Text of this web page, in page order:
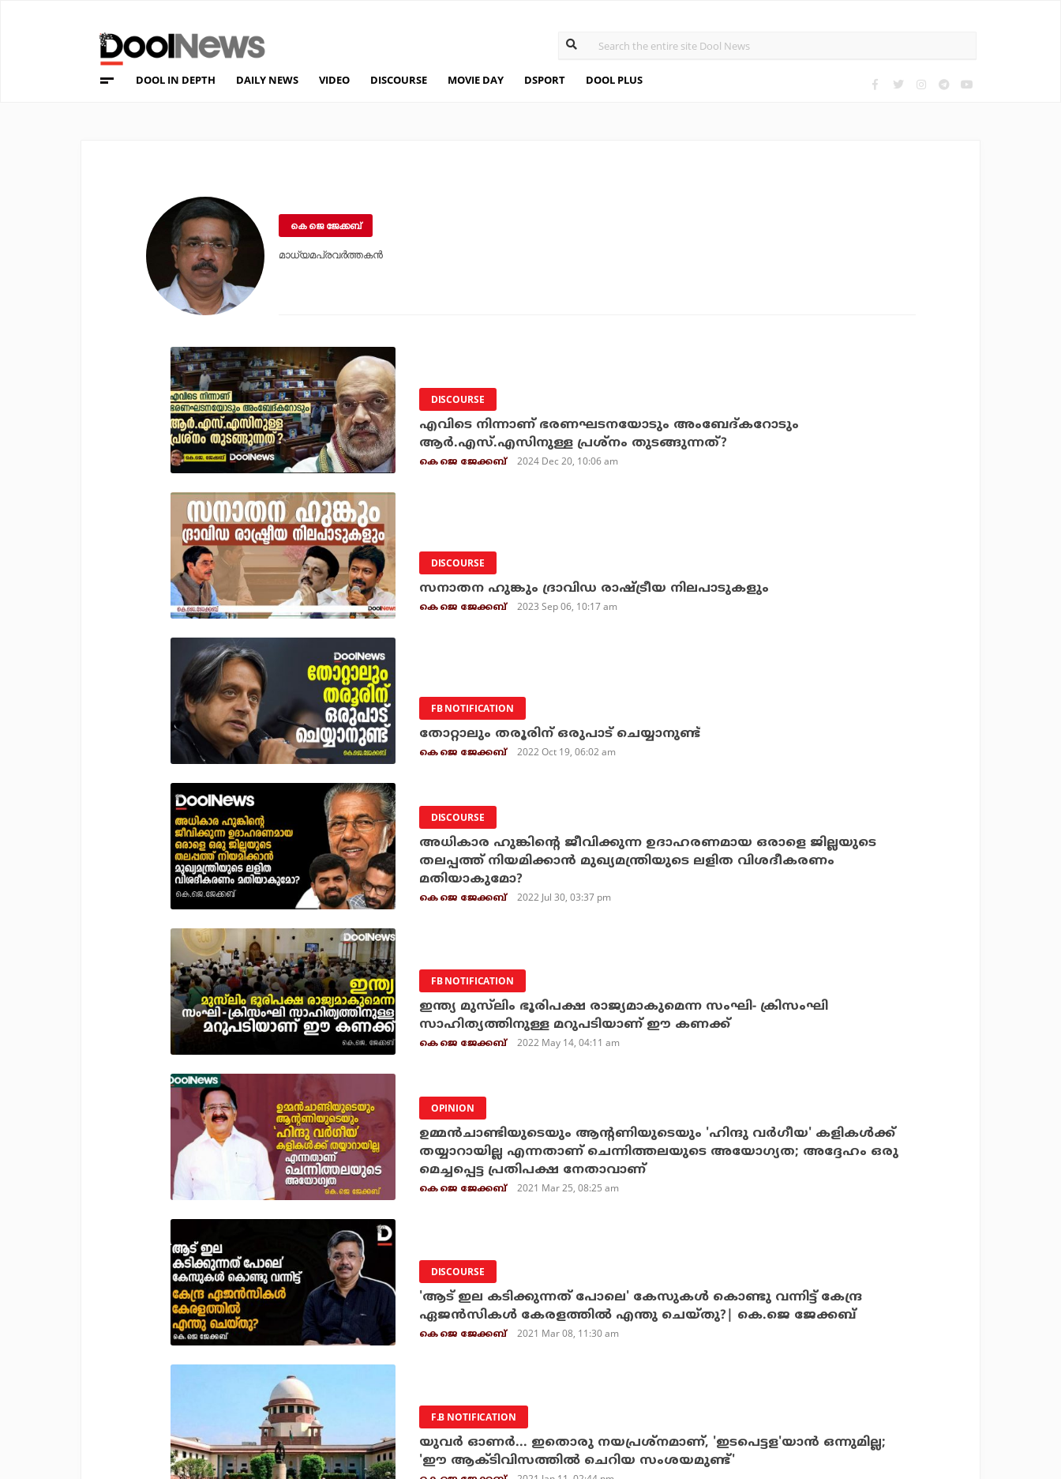
DOOL IN DEPTH DAILY NEWS VIDEO DISCOURSE MOVIE DAY DSPORT DOOL PLUS
കെ ജെ ജേക്കബ്
മാധ്യമപ്രവര്‍ത്തകന്‍
DISCOURSE
എവിടെ നിന്നാണ് ഭരണഘടനയോടും അംബേദ്കറോടും
ആര്‍.എസ്.എസിനുള്ള പ്രശ്‌നം തുടങ്ങുന്നത്?
കെ ജെ ജേക്കബ് 2024 Dec 20, 10:06 am
DISCOURSE
സനാതന ഹുങ്കും ദ്രാവിഡ രാഷ്ട്രീയ നിലപാടുകളും
കെ ജെ ജേക്കബ് 2023 Sep 06, 10:17 am
FB NOTIFICATION
തോറ്റാലും തരൂരിന് ഒരുപാട് ചെയ്യാനുണ്ട്
കെ ജെ ജേക്കബ് 2022 Oct 19, 06:02 am
DISCOURSE
അധികാര ഹുങ്കിന്റെ ജീവിക്കുന്ന ഉദാഹരണമായ ഒരാളെ ജില്ലയുടെ
തലപ്പത്ത് നിയമിക്കാന്‍ മുഖ്യമന്ത്രിയുടെ ലളിത വിശദീകരണം
മതിയാകുമോ?
കെ ജെ ജേക്കബ് 2022 Jul 30, 03:37 pm
FB NOTIFICATION
ഇന്ത്യ മുസ്‌ലിം ഭൂരിപക്ഷ രാജ്യമാകുമെന്ന സംഘി- ക്രിസംഘി
സാഹിത്യത്തിനുള്ള മറുപടിയാണ് ഈ കണക്ക്
കെ ജെ ജേക്കബ് 2022 May 14, 04:11 am
OPINION
ഉമ്മന്‍ചാണ്ടിയുടെയും ആന്റണിയുടെയും 'ഹിന്ദു വര്‍ഗീയ' കളികള്‍ക്ക്
തയ്യാറായില്ല എന്നതാണ് ചെന്നിത്തലയുടെ അയോഗ്യത; അദ്ദേഹം ഒരു
മെച്ചപ്പെട്ട പ്രതിപക്ഷ നേതാവാണ്
കെ ജെ ജേക്കബ് 2021 Mar 25, 08:25 am
DISCOURSE
'ആട് ഇല കടിക്കുന്നത് പോലെ' കേസുകള്‍ കൊണ്ടു വന്നിട്ട് കേന്ദ്ര
ഏജന്‍സികള്‍ കേരളത്തില്‍ എന്തു ചെയ്തു?| കെ.ജെ ജേക്കബ്
കെ ജെ ജേക്കബ് 2021 Mar 08, 11:30 am
F.B NOTIFICATION
യുവര്‍ ഓണര്‍... ഇതൊരു നയപ്രശ്‌നമാണ്, 'ഇടപെട്ടള'യാന്‍ ഒന്നുമില്ല;
'ഈ ആക്ടിവിസത്തില്‍ ചെറിയ സംശയമുണ്ട്'